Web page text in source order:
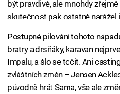
být pravdivé, ale mnohdy
skutečnost pak ostatně narážel
Postupné pilování tohoto
bratry a drsňáky, karavan
Impalu, a šlo se točit. Ani
zvláštních změn – Jensen
původně hrát Sama, vše ale